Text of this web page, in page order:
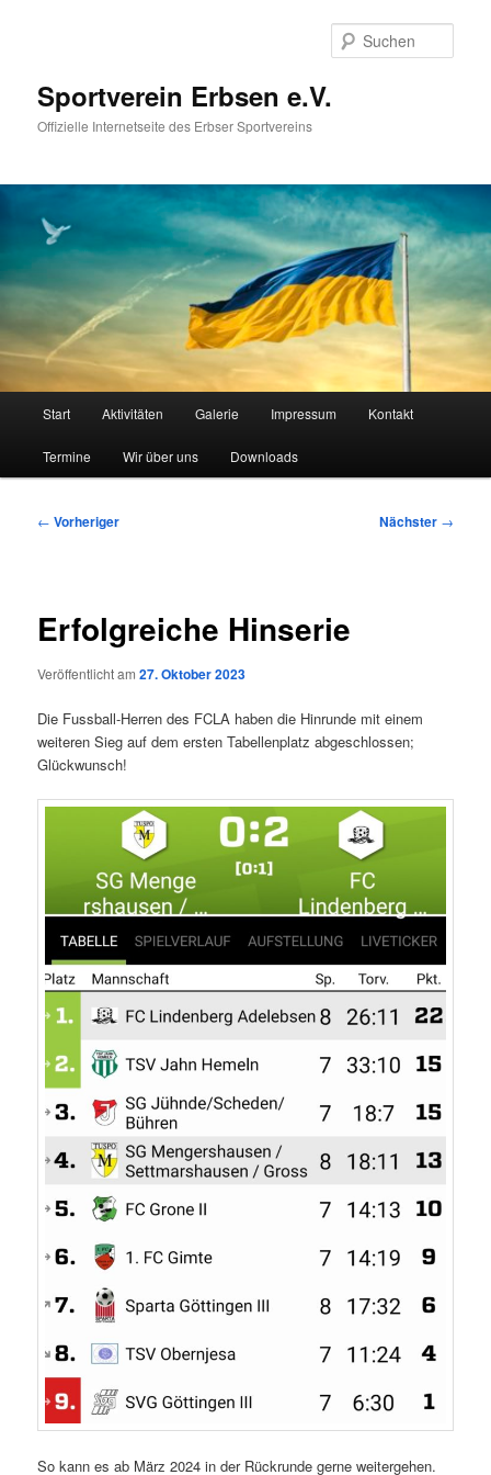
Sportverein Erbsen e.V.
Offizielle Internetseite des Erbser Sportvereins
Start Aktivitäten Galerie Impressum Kontakt
Termine Wir über uns Downloads
Beitragsnavigation
← Vorheriger Nächster →
Erfolgreiche Hinserie
Veröffentlicht am27. Oktober 2023
Die Fussball-Herren des FCLA haben die Hinrunde mit einem
weiteren Sieg auf dem ersten Tabellenplatz abgeschlossen;
Glückwunsch!
So kann es ab März 2024 in der Rückrunde gerne weitergehen.